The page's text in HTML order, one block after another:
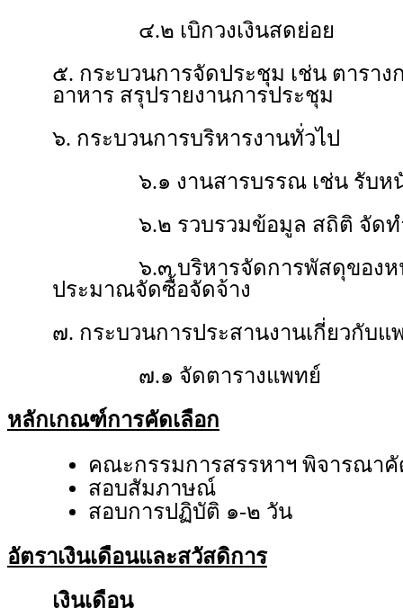
๔.๒ เบิกวงเงินสดย่อย
๕. กระบวนการจัดประชุม เช่น ตารา
อาหาร สรุปรายงานการประชุม
๖. กระบวนการบริหารงานทั่วไป
๖.๑ งานสารบรรณ เช่น รับหนัง
๖.๒ รวบรวมข้อมูล สถิติ จัดทำ
๖.๓ บริหารจัดการพัสดุของหน่ว
ประมาณจัดซื้อจัดจ้าง
๗. กระบวนการประสานงานเกี่ยวกับแ
๗.๑ จัดตารางแพทย์
หลักเกณฑ์การคัดเลือก
คณะกรรมการสรรหาฯ พิจารณาคั
สอบสัมภาษณ์
สอบการปฏิบัติ ๑-๒ วัน
อัตราเงินเดือนและสวัสดิการ
เงินเดือน